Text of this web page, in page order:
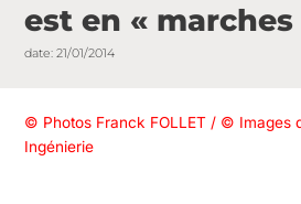
est en « marches
date: 21/01/2014
© Photos Franck FOLLET / © Images
Ingénierie